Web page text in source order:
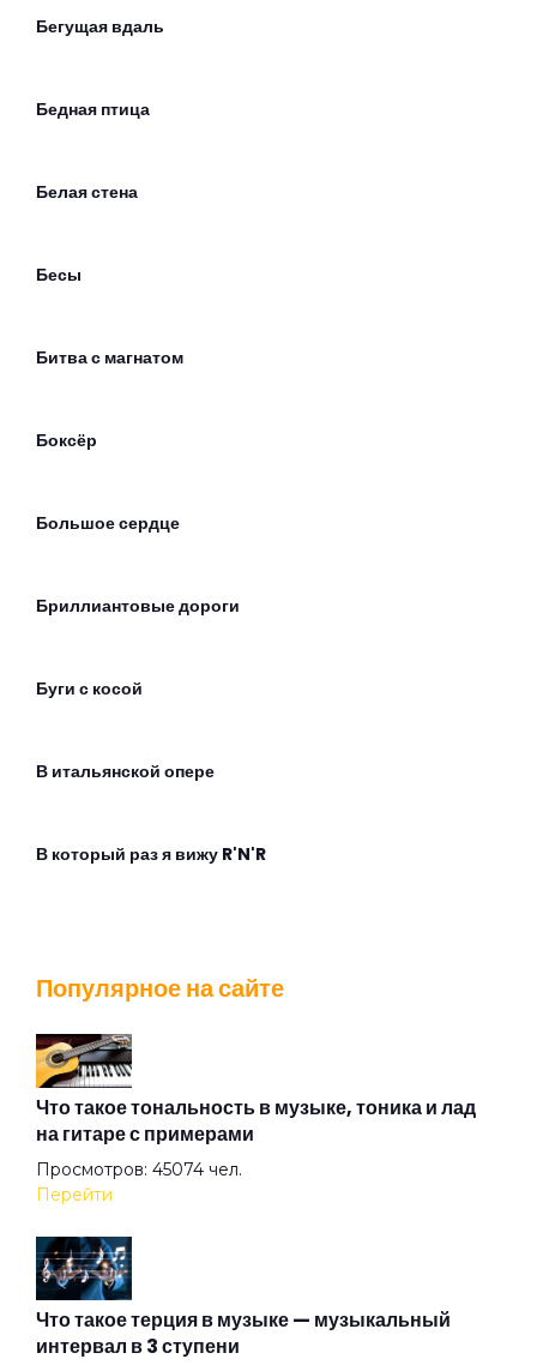
Бегущая вдаль
Бедная птица
Белая стена
Бесы
Битва с магнатом
Боксёр
Большое сердце
Бриллиантовые дороги
Буги с косой
В итальянской опере
В который раз я вижу R'N'R
Воздух
Ворота
Все кто нёс
Всего лишь быть
Популярное на сайте
Что такое тональность в музыке, тоника и лад
на гитаре с примерами
Просмотров: 45074 чел.
Перейти
Что такое терция в музыке — музыкальный
интервал в 3 ступени